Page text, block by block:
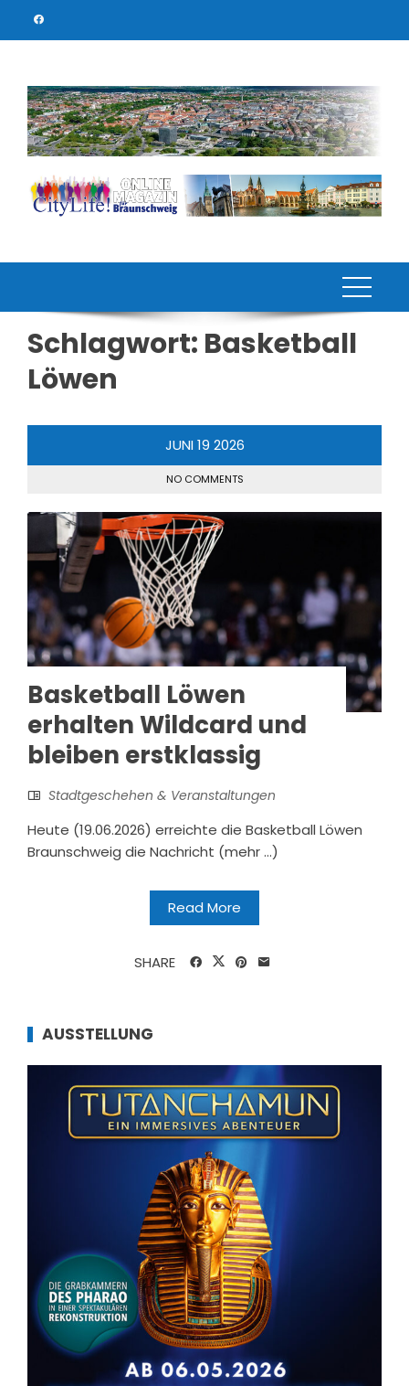
Schlagwort: Basketball
Löwen
JUNI 19 2026
NO COMMENTS
Basketball Löwen
erhalten Wildcard und
bleiben erstklassig
Stadtgeschehen & Veranstaltungen
Heute (19.06.2026) erreichte die Basketball Löwen
Braunschweig die Nachricht (mehr …)
Read More
SHARE
AUSSTELLUNG